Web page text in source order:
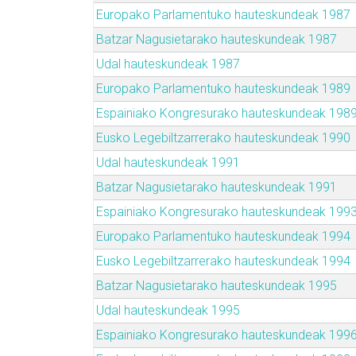
Europako Parlamentuko hauteskundeak 1987
Batzar Nagusietarako hauteskundeak 1987
Udal hauteskundeak 1987
Europako Parlamentuko hauteskundeak 1989
Espainiako Kongresurako hauteskundeak 1989
Eusko Legebiltzarrerako hauteskundeak 1990
Udal hauteskundeak 1991
Batzar Nagusietarako hauteskundeak 1991
Espainiako Kongresurako hauteskundeak 1993
Europako Parlamentuko hauteskundeak 1994
Eusko Legebiltzarrerako hauteskundeak 1994
Batzar Nagusietarako hauteskundeak 1995
Udal hauteskundeak 1995
Espainiako Kongresurako hauteskundeak 1996